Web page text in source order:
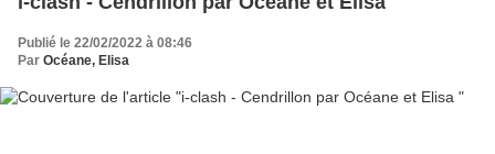
Publié le 22/02/2022 à 08:46
Par Océane, Elisa